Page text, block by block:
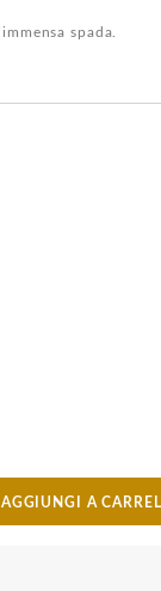
spada.
AGGIUNGI A